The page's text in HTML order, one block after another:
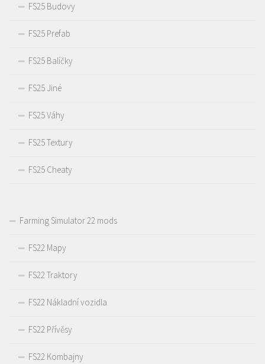
FS25 Budovy
FS25 Prefab
FS25 Balíčky
FS25 Jiné
FS25 Váhy
FS25 Textury
FS25 Cheaty
Farming Simulator 22 mods
FS22 Mapy
FS22 Traktory
FS22 Nákladní vozidla
FS22 Přívěsy
FS22 Kombajny